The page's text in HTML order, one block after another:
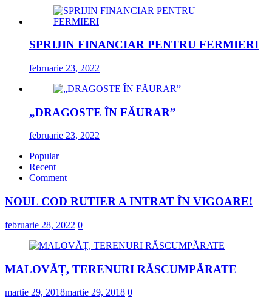
SPRIJIN FINANCIAR PENTRU FERMIERI
februarie 23, 2022
„DRAGOSTE ÎN FĂURAR”
februarie 23, 2022
Popular
Recent
Comment
NOUL COD RUTIER A INTRAT ÎN VIGOARE!
februarie 28, 2022 0
MALOVĂȚ, TERENURI RĂSCUMPĂRATE
martie 29, 2018martie 29, 2018 0